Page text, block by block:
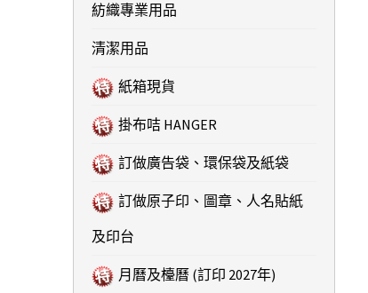
紡織專業用品
清潔用品
紙箱現貨
掛布咭 HANGER
訂做廣告袋、環保袋及紙袋
訂做原子印、圖章、人名貼紙
及印台
月曆及檯曆 (訂印 2027年)